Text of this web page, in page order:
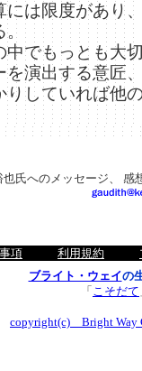
には限度があり
中でもっとも大
を演出する意匠
りしていれば他
也氏へのメッセージ、 感
項 利用規約
ブライト・ウェイの
「 こそだて
copyright(c) Bright Way